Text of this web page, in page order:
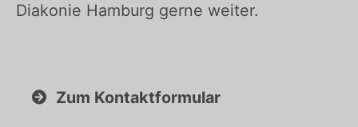
Diakonie Hamburg gerne weiter.
Zum Kontaktformular